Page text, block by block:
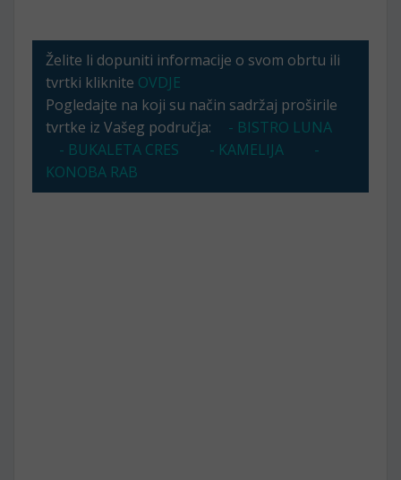
Želite li dopuniti informacije o svom obrtu ili
tvrtki kliknite OVDJE
Pogledajte na koji su način sadržaj proširile
tvrtke iz Vašeg područja:
- BISTRO LUNA
- BUKALETA CRES
- KAMELIJA
-
KONOBA RAB